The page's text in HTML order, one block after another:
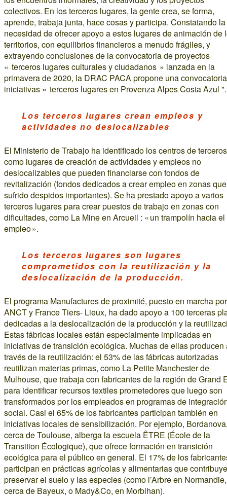
colectivos. En los terceros lugares, la gente crea, se forma,
aprende, trabaja junta, hace cosas y participa. Constatando la
necesidad de ofrecer apoyo a estos lugares de animación de
territorios, con equilibrios financieros a menudo frágiles, y
extrayendo conclusiones de la convocatoria de proyectos
« terceros lugares culturales y ciudadanos » lanzada en la
primavera de 2020, la DRAC PACA propone una
iniciativas « terceros lugares en Provenza Alpes Costa Azul ".
Los terceros lugares crean empleos y
actividades no deslocalizables
El Ministerio de Trabajo ha identificado los centros de terceros
como lugares de creación de actividades y empleos no
deslocalizables que pueden financiarse con fondos de
revitalización (fondos dedicados a crear empleo en zonas
sufrido despidos importantes). Se ha prestado apoyo a varios
terceros lugares para crear puestos de trabajo en zonas con
dificultades, como La Mine en Arcueil : « un trampolín hacia el
empleo ».
Los terceros lugares son lugares
comprometidos con la reutilización y la
deslocalización de la producción.
El programa Manufactures de proximité, puesto en marcha
ANCT y France Tiers- Lieux, ha dado apoyo a 100 terceras
dedicadas a la deslocalización de la producción y la
Estas fábricas locales están especialmente implicadas en
iniciativas de transición ecológica. Muchas de ellas producen
través de la reutilización: el 53% de las fábricas autorizadas
reutilizan materias primas, como La Petite Manchester de
Mulhouse, que trabaja con fabricantes de la región de Grand
para identificar recursos textiles prometedores que luego son
transformados por los empleados en programas de
social. Casi el 65% de los fabricantes participan también en
iniciativas locales de sensibilización. Por ejemplo,
cerca de Toulouse, alberga la escuela ÊTRE (École de la
Transition Écologique), que ofrece formación en transición
ecológica para el público en general. El 17% de los
participan en prácticas agrícolas y alimentarias que
preservar el suelo y las especies (como l’Arbre en Normandie,
cerca de Bayeux, o Mady&Co, en Morbihan).